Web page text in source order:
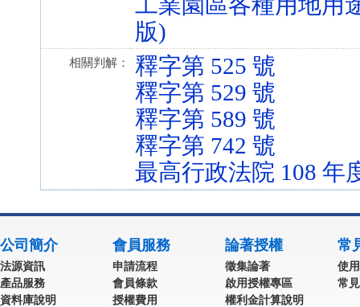
版)
相關判解：
釋字第 525 號
釋字第 529 號
釋字第 589 號
釋字第 742 號
最高行政法院 108 年
公司簡介
法源資訊
產品服務
資料庫說明
會員服務
申請流程
會員條款
授權費用
論著授權
徵集論著
啟用授權專區
權利金計算說明
常
使
常